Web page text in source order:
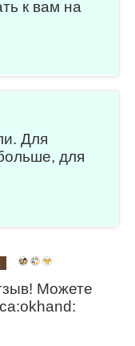
к вам на
Для
для
Можете